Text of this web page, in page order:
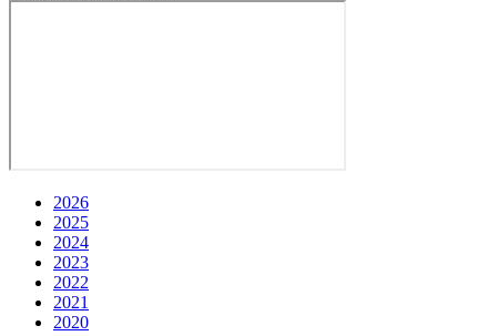
2026
2025
2024
2023
2022
2021
2020